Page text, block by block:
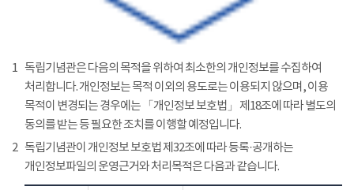
1 독립기념관은 다음의 목적을 위하여 최소한의 개인정보를 수집하여
처리합니다. 개인정보는 목적 이외의 용도로는 이용되지 않으며, 이용
목적이 변경되는 경우에는 「개인정보 보호법」 제18조에 따라 별도의
동의를 받는 등 필요한 조치를 이행할 예정입니다.
2 독립기념관이 개인정보 보호법 제32조에 따라 등록·공개하는
개인정보파일의 운영근거와 처리목적은 다음과 같습니다.